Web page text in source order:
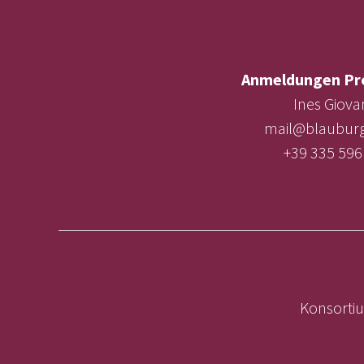
Anmeldungen
Ines
+39 335